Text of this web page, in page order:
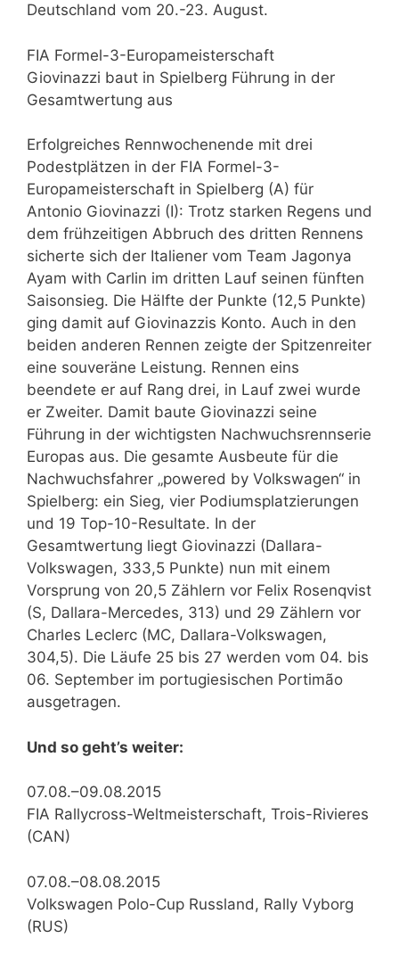
Deutschland vom 20.-23. August.
FIA Formel-3-Europameisterschaft
Giovinazzi baut in Spielberg Führung in der
Gesamtwertung aus
Erfolgreiches Rennwochenende mit drei
Podestplätzen in der FIA Formel-3-
Europameisterschaft in Spielberg (A) für
Antonio Giovinazzi (I): Trotz starken Regens und
dem frühzeitigen Abbruch des dritten Rennens
sicherte sich der Italiener vom Team Jagonya
Ayam with Carlin im dritten Lauf seinen fünften
Saisonsieg. Die Hälfte der Punkte (12,5 Punkte)
ging damit auf Giovinazzis Konto. Auch in den
beiden anderen Rennen zeigte der Spitzenreiter
eine souveräne Leistung. Rennen eins
beendete er auf Rang drei, in Lauf zwei wurde
er Zweiter. Damit baute Giovinazzi seine
Führung in der wichtigsten Nachwuchsrennserie
Europas aus. Die gesamte Ausbeute für die
Nachwuchsfahrer „powered by Volkswagen“ in
Spielberg: ein Sieg, vier Podiumsplatzierungen
und 19 Top-10-Resultate. In der
Gesamtwertung liegt Giovinazzi (Dallara-
Volkswagen, 333,5 Punkte) nun mit einem
Vorsprung von 20,5 Zählern vor Felix Rosenqvist
(S, Dallara-Mercedes, 313) und 29 Zählern vor
Charles Leclerc (MC, Dallara-Volkswagen,
304,5). Die Läufe 25 bis 27 werden vom 04. bis
06. September im portugiesischen Portimão
ausgetragen.
Und so geht’s weiter:
07.08.–09.08.2015
FIA Rallycross-Weltmeisterschaft, Trois-Rivieres
(CAN)
07.08.–08.08.2015
Volkswagen Polo-Cup Russland, Rally Vyborg
(RUS)